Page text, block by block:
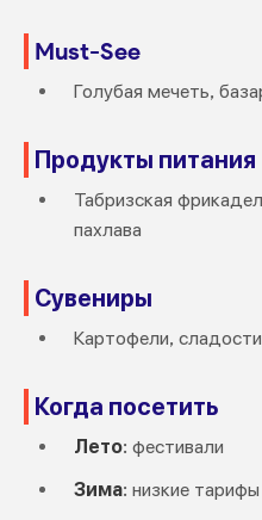
Must-See
Голубая мечеть,
Продукты питания
Табризская
пахлава
Сувениры
Картофели,
Когда посетить
Лето: фестивали
Зима: низкие тарифы